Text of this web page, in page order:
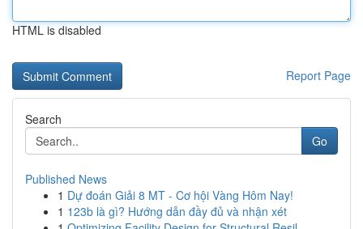
HTML is disabled
Report Page
Search
Go
Published News
1 Dự đoán Giải 8 MT - Cơ hội Vàng Hôm Nay!
1 123b là gì? Hướng dẫn đầy đủ và nhận xét